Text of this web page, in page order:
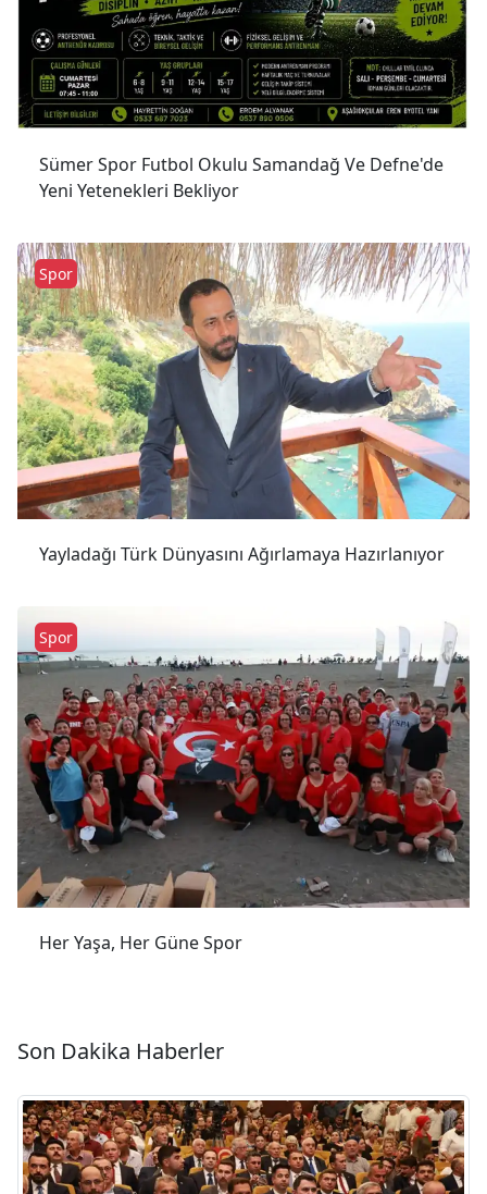
Sümer Spor Futbol Okulu Samandağ Ve Defne'de
Yeni Yetenekleri Bekliyor
Yayladağı Türk Dünyasını Ağırlamaya Hazırlanıyor
Spor
Her Yaşa, Her Güne Spor
Spor
Son Dakika Haberler